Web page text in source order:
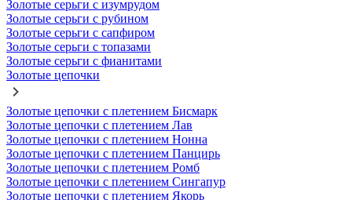
Золотые серьги с изумрудом
Золотые серьги с рубином
Золотые серьги с сапфиром
Золотые серьги с топазами
Золотые серьги с фианитами
Золотые цепочки
Золотые цепочки с плетением Бисмарк
Золотые цепочки с плетением Лав
Золотые цепочки с плетением Нонна
Золотые цепочки с плетением Панцирь
Золотые цепочки с плетением Ромб
Золотые цепочки с плетением Сингапур
Золотые цепочки с плетением Якорь